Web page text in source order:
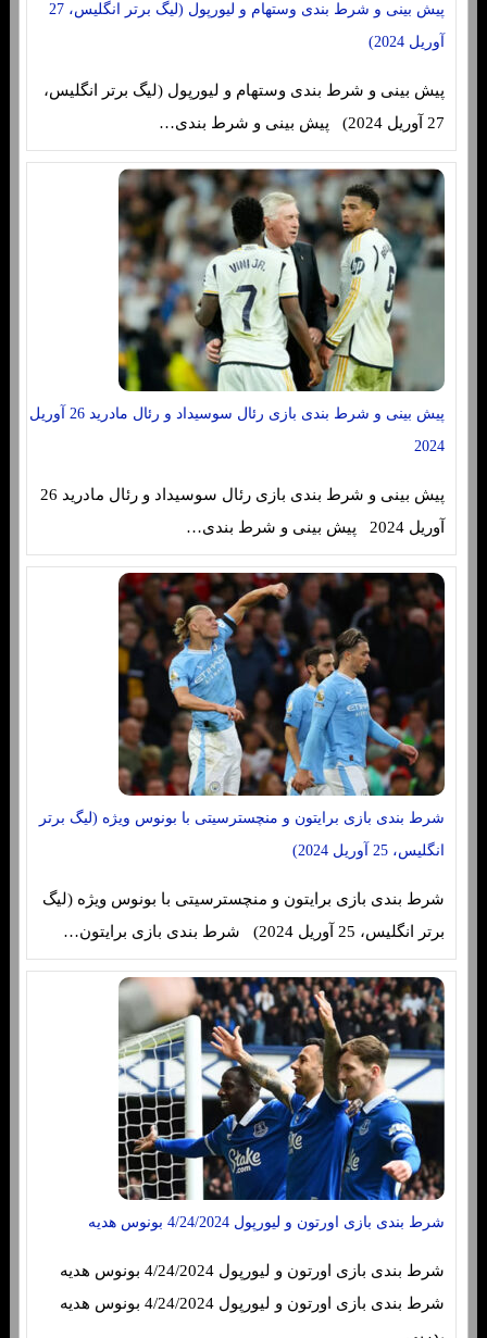
پیش بینی و شرط بندی وستهام و لیورپول (لیگ برتر انگلیس، 27
آوریل 2024)
پیش بینی و شرط بندی وستهام و لیورپول (لیگ برتر انگلیس،
27 آوریل 2024) پیش بینی و شرط بندی…
پیش بینی و شرط بندی بازی رئال سوسیداد و رئال مادرید 26 آوریل
2024
پیش بینی و شرط بندی بازی رئال سوسیداد و رئال مادرید 26
آوریل 2024 پیش بینی و شرط بندی…
شرط بندی بازی برایتون و منچسترسیتی با بونوس ویژه (لیگ برتر
انگلیس، 25 آوریل 2024)
شرط بندی بازی برایتون و منچسترسیتی با بونوس ویژه (لیگ
برتر انگلیس، 25 آوریل 2024) شرط بندی بازی برایتون…
شرط بندی بازی اورتون و لیورپول 4/24/2024 بونوس هدیه
شرط بندی بازی اورتون و لیورپول 4/24/2024 بونوس هدیه
شرط بندی بازی اورتون و لیورپول 4/24/2024 بونوس هدیه